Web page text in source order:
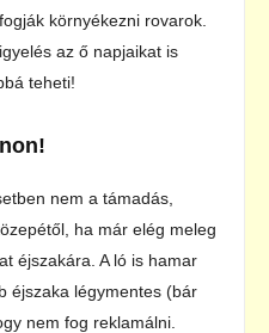
környékezni rovarok.
az ő napjaikat is
teheti!
nem a támadás,
ha már elég meleg
éjszakára. A ló is hamar
éjszaka légymentes (bár
nem fog reklamálni.